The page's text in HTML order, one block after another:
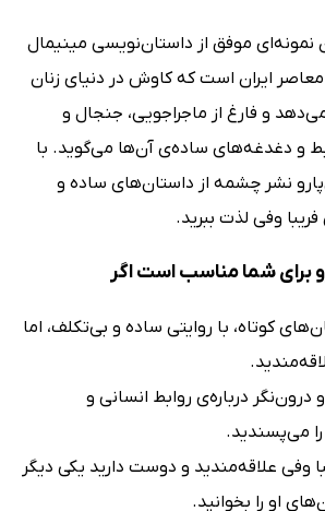
موفق از داستان‌نویسی مینیمال
معاصر ایران است که کاوش در دنیای زنان
می‌دهد و فارغ از ماجراجویی، جنجال و
و دغدغه‌های ساده‌ی آن‌ها می‌گوید. با
نشر چشمه از داستان‌های ساده و
وفی لذت ببرید.
برای شما مناسب است اگر
کوتاه، با روایتی ساده و بی‌تکلف، اما
درون‌نگر درباره‌ی روابط انسانی و
می‌پسندید.
وفی علاقه‌مندید و دوست دارید یکی دیگر
او را بخوانید.